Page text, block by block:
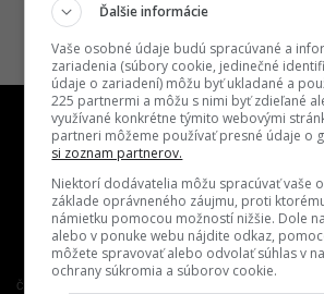
Člen združenia IAB Slovakia
Ďalšie informácie
Vaše osobné údaje budú spracúvané a
zariadenia (súbory cookie, jedinečné
údaje o zariadení) môžu byť ukladané a
225 partnermi a môžu s nimi byť zdieľané
využívané konkrétne týmito webovými
partneri môžeme používať presné údaje o
si zoznam partnerov.
Niektorí dodávatelia môžu spracúvať vaše
základe oprávneného záujmu, proti
námietku pomocou možností nižšie. Dole
alebo v ponuke webu nájdite odkaz,
môžete spravovať alebo odvolať súhlas v
ochrany súkromia a súborov cookie.